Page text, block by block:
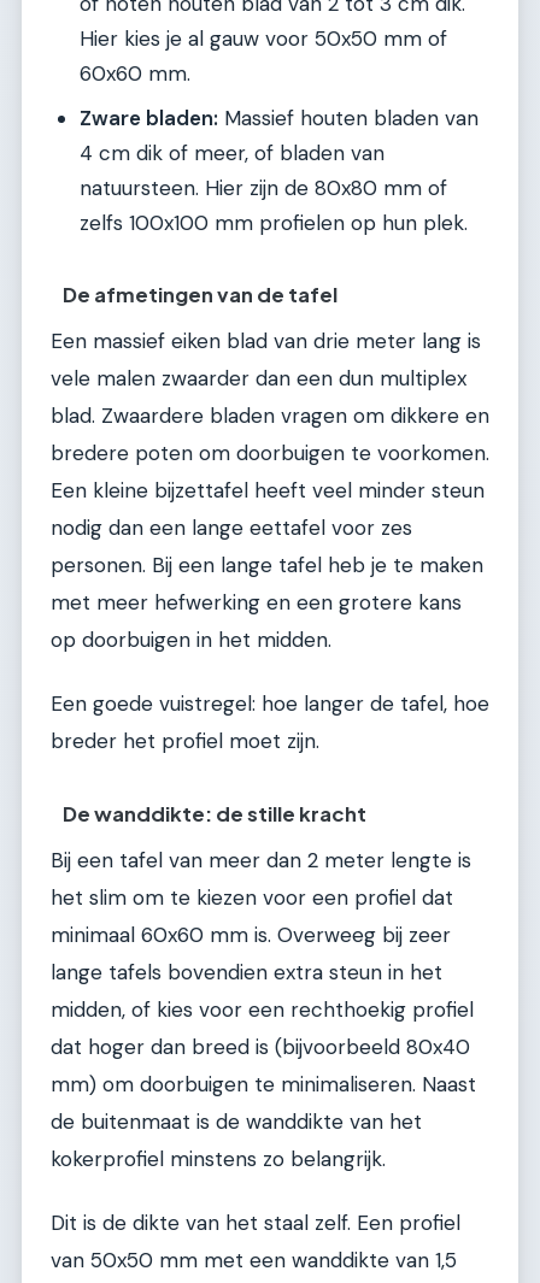
Hier kies je al gauw voor 50x50 mm of
60x60 mm.
Zware bladen: Massief houten bladen van
4 cm dik of meer, of bladen van
natuursteen. Hier zijn de 80x80 mm of
zelfs 100x100 mm profielen op hun plek.
De afmetingen van de tafel
Een massief eiken blad van drie meter lang is
vele malen zwaarder dan een dun multiplex
blad. Zwaardere bladen vragen om dikkere en
bredere poten om doorbuigen te voorkomen.
Een kleine bijzettafel heeft veel minder steun
nodig dan een lange eettafel voor zes
personen. Bij een lange tafel heb je te maken
met meer hefwerking en een grotere kans
op doorbuigen in het midden.
Een goede vuistregel: hoe langer de tafel, hoe
breder het profiel moet zijn.
De wanddikte: de stille kracht
Bij een tafel van meer dan 2 meter lengte is
het slim om te kiezen voor een profiel dat
minimaal 60x60 mm is. Overweeg bij zeer
lange tafels bovendien extra steun in het
midden, of kies voor een rechthoekig profiel
dat hoger dan breed is (bijvoorbeeld 80x40
mm) om doorbuigen te minimaliseren. Naast
de buitenmaat is de wanddikte van het
kokerprofiel minstens zo belangrijk.
Dit is de dikte van het staal zelf. Een profiel
van 50x50 mm met een wanddikte van 1,5